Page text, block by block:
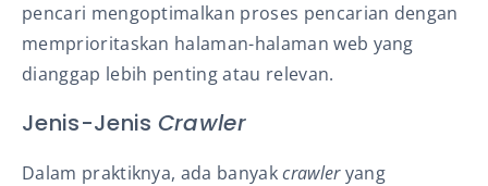
pencari mengoptimalkan proses pencarian dengan
memprioritaskan halaman-halaman web yang
dianggap lebih penting atau relevan.
Jenis-Jenis Crawler
Dalam praktiknya, ada banyakcrawleryang